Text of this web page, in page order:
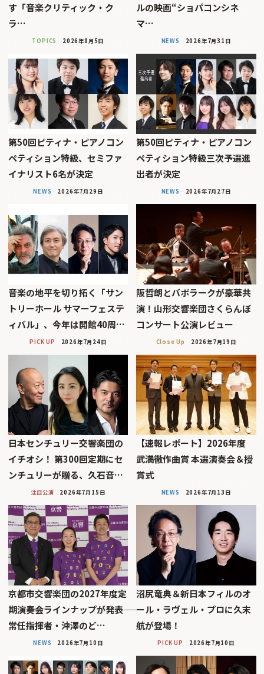
す「音楽クリティック・ク
ラ…
TOPICS 2026年8月5日
ルの映画“ショパコンシネ
マ…
NEWS 2026年7月31日
第50回ピティナ・ピアノコン
ペティション特級、セミファ
イナリスト6名が決定
NEWS 2026年7月29日
第50回ピティナ・ピアノコン
ペティション特級三次予選進
出者が決定
NEWS 2026年7月27日
音楽の地平を切り拓く「サン
トリーホール サマーフェステ
ィバル」、今年は開館40周…
PICK UP 2026年7月24日
阪哲朗とバボラークが豪華共
演！山形交響楽団さくらんぼ
コンサート公演レビュー
Close Up 2026年7月19日
日本センチュリー交響楽団の
イチオシ！ 第300回定期にセ
ンチュリーが贈る、久石音…
注目公演 2026年7月15日
【速報レポート】2026年度
武満徹作曲賞 本選演奏会＆授
賞式
NEWS 2026年7月13日
京都市交響楽団の2027年度定
期演奏会ラインナップが発表――
常任指揮者・沖澤のど…
NEWS 2026年7月10日
沼尻竜典＆新日本フィルのオ
ール・ラヴェル・プロに久末
航が登場！
PICK UP 2026年7月10日